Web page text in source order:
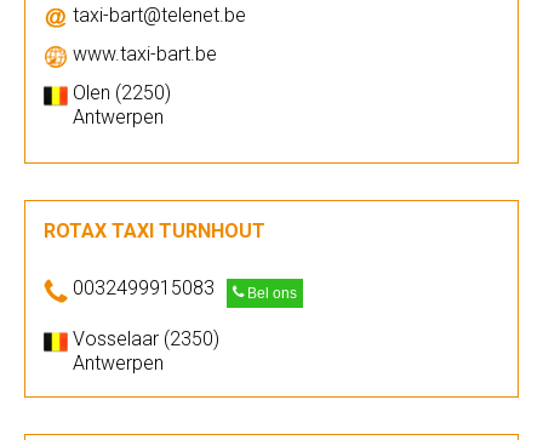
taxi-bart@telenet.be
www.taxi-bart.be
Olen (2250)
Antwerpen
ROTAX TAXI TURNHOUT
0032499915083 Bel ons
Vosselaar (2350)
Antwerpen